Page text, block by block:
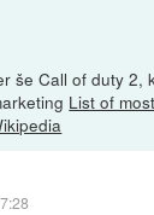
še Call of duty 2,
List of